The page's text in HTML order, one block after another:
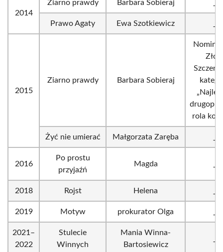
2014
Ziarno prawdy Barbara Sobieraj
Prawo Agaty Ewa Szotkiewicz
2015
Ziarno prawdy Barbara Sobieraj
rola
Żyć nie umierać Małgorzata Zaręba
2016
Po prostu
przyjaźń
Magda
2018 Rojst Helena
2019 Motyw prokurator Olga
2021–
2022
Stulecie
Winnych
Mania Winna-
Bartosiewicz